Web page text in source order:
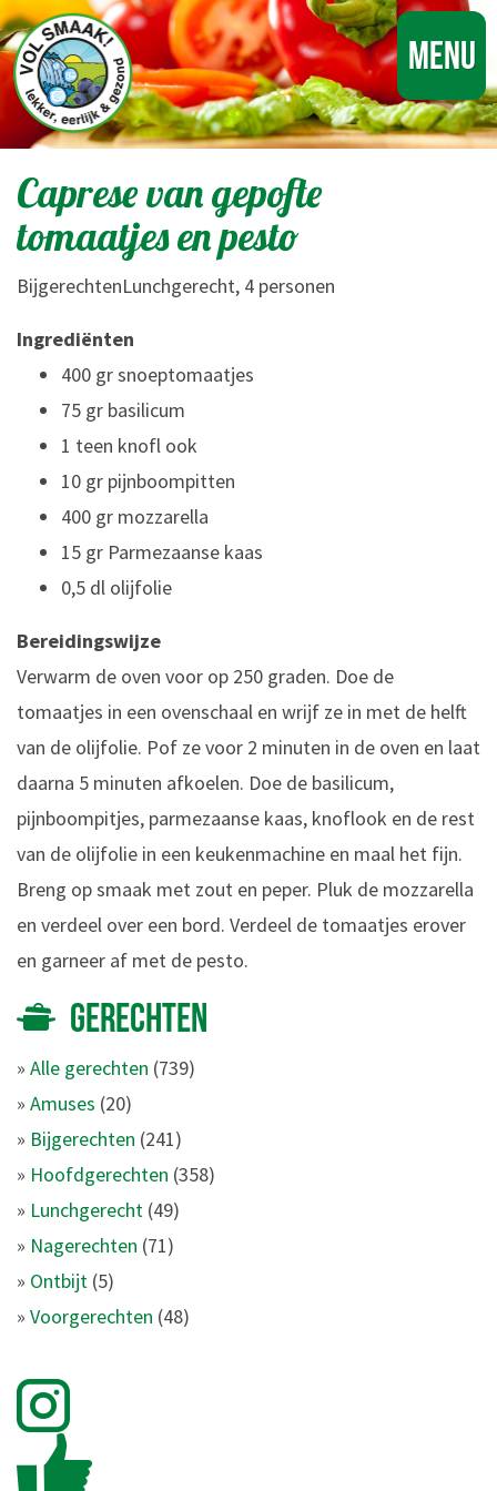
Menu
Caprese van gepofte
tomaatjes en pesto
BijgerechtenLunchgerecht, 4 personen
Ingrediënten
400 gr snoeptomaatjes
75 gr basilicum
1 teen knofl ook
10 gr pijnboompitten
400 gr mozzarella
15 gr Parmezaanse kaas
0,5 dl olijfolie
Bereidingswijze
Verwarm de oven voor op 250 graden. Doe de
tomaatjes in een ovenschaal en wrijf ze in met de helft
van de olijfolie. Pof ze voor 2 minuten in de oven en laat
daarna 5 minuten afkoelen. Doe de basilicum,
pijnboompitjes, parmezaanse kaas, knoflook en de rest
van de olijfolie in een keukenmachine en maal het fijn.
Breng op smaak met zout en peper. Pluk de mozzarella
en verdeel over een bord. Verdeel de tomaatjes erover
en garneer af met de pesto.
GERECHTEN
» Alle gerechten (739)
» Amuses (20)
» Bijgerechten (241)
» Hoofdgerechten (358)
» Lunchgerecht (49)
» Nagerechten (71)
» Ontbijt (5)
» Voorgerechten (48)